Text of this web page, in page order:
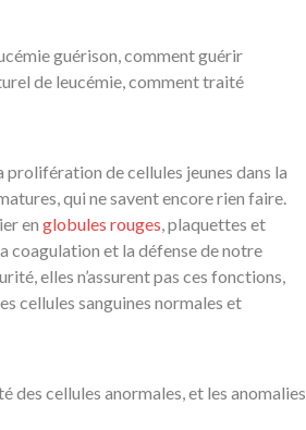
guérison, comment guérir
de leucémie, comment traité
prolifération de cellules jeunes dans la
qui ne savent encore rien faire.
en globules rouges, plaquettes et
coagulation et la défense de notre
elles n’assurent pas ces fonctions,
cellules sanguines normales et
des cellules anormales, et les anomalies